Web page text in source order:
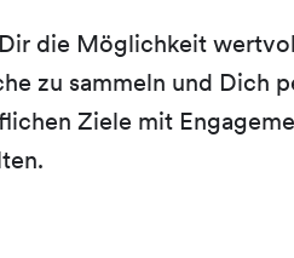
die Möglichkeit
zu sammeln und Dich
Ziele mit